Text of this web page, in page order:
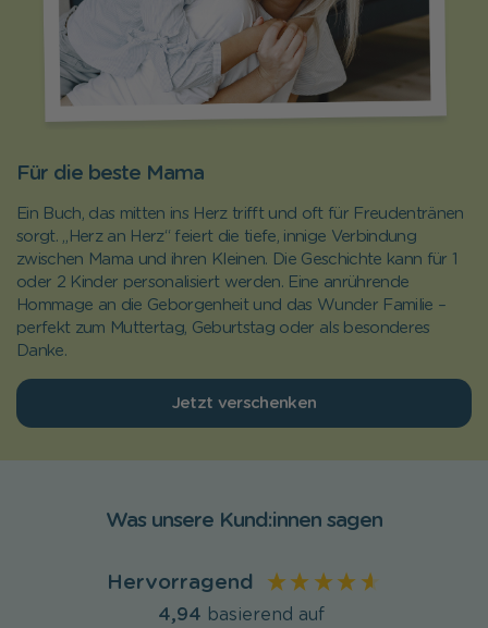
Für die beste Mama
Ein Buch, das mitten ins Herz trifft und oft für Freudentränen
sorgt. „Herz an Herz“ feiert die tiefe, innige Verbindung
zwischen Mama und ihren Kleinen. Die Geschichte kann für 1
oder 2 Kinder personalisiert werden. Eine anrührende
Hommage an die Geborgenheit und das Wunder Familie –
perfekt zum Muttertag, Geburtstag oder als besonderes
Danke.
Jetzt verschenken
Was unsere Kund:innen sagen
Hervorragend
4,94 basierend auf